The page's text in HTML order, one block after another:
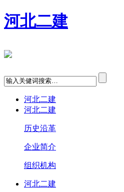
河北二建
河北二建
河北二建
历史沿革
企业简介
组织机构
河北二建